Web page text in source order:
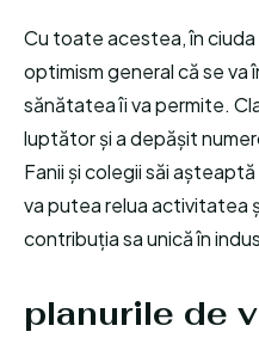
Cu toate acestea, în
optimism general că se
sănătatea îi va permite.
luptător și a depășit
Fanii și colegii săi
va putea relua activitatea
contribuția sa unică în
planurile de